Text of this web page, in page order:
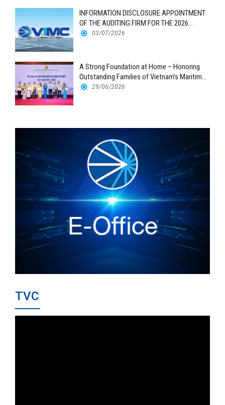
INFORMATION DISCLOSURE APPOINTMENT
OF THE AUDITING FIRM FOR THE 2026
FINANCIAL STATEMENTS
03/07/2026
A Strong Foundation at Home – Honoring
Outstanding Families of Vietnam’s Maritime
Workforce
29/06/2026
TVC